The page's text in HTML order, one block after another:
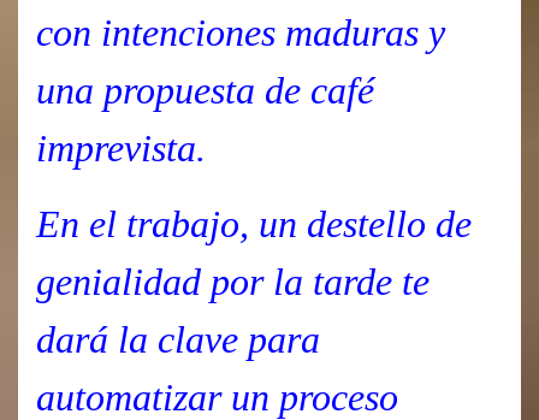
con intenciones maduras y
una propuesta de café
imprevista.
En el trabajo, un destello de
genialidad por la tarde te
dará la clave para
automatizar un proceso